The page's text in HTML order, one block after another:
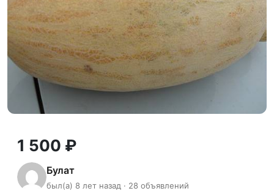
1 500 ₽
Булат
был(а) 8 лет назад · 28 объявлений